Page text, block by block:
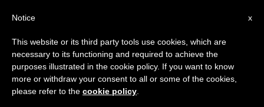
المقابلة العامة,باباوات
x
Notice
This website or its third party tools use cookies, which are
necessary to its functioning and required to achieve the
purposes illustrated in the cookie policy. If you want to know
more or withdraw your consent to all or some of the cookies,
please refer to the cookie policy